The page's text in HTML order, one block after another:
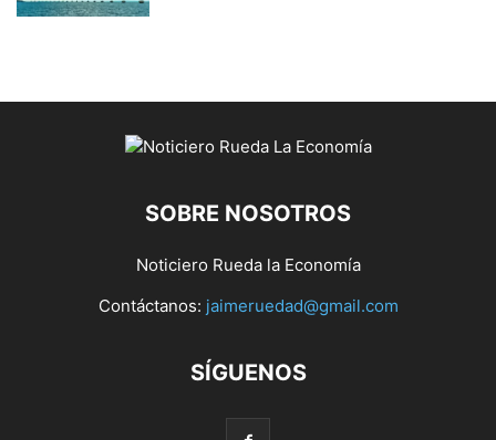
SOBRE NOSOTROS
Noticiero Rueda la Economía
Contáctanos: jaimeruedad@gmail.com
SÍGUENOS